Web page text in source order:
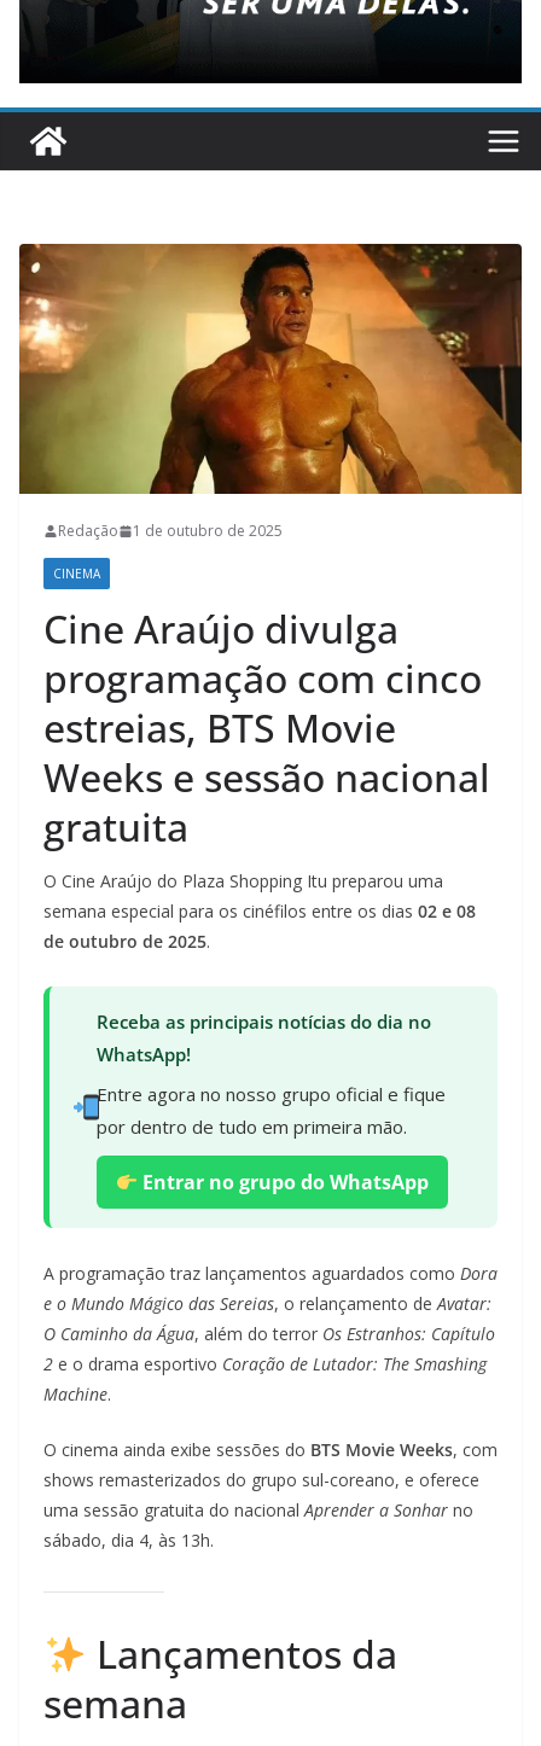
Redação 1 de outubro de 2025
CINEMA
Cine Araújo divulga
programação com cinco
estreias, BTS Movie
Weeks e sessão nacional
gratuita
O Cine Araújo do Plaza Shopping Itu preparou uma
semana especial para os cinéfilos entre os dias 02 e 08
de outubro de 2025.
Receba as principais notícias do dia no
WhatsApp!
Entre agora no nosso grupo oficial e fique
por dentro de tudo em primeira mão.
Entrar no grupo do WhatsApp
A programação traz lançamentos aguardados como Dora
e o Mundo Mágico das Sereias, o relançamento deAvatar:
O Caminho da Água, além do terror Os Estranhos: Capítulo
2 e o drama esportivo Coração de Lutador: The Smashing
Machine.
O cinema ainda exibe sessões do BTS Movie Weeks, com
shows remasterizados do grupo sul-coreano, e oferece
uma sessão gratuita do nacionalAprender a Sonhar no
sábado, dia 4, às 13h.
Lançamentos da
semana